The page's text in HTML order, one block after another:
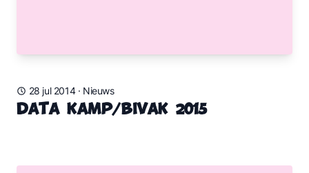
28 jul 2014· Nieuws
Data kamp/bivak 2015